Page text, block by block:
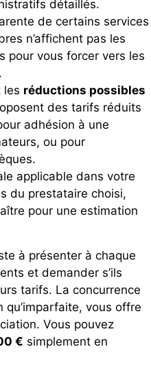
détaillés.
de certains services
n’affichent pas les
pour vous forcer vers les
les réductions possibles
des tarifs réduits
adhésion à une
ou pour
applicable dans votre
du prestataire choisi,
pour une estimation
à présenter à chaque
et demander s’ils
tarifs. La concurrence
vous offre
Vous pouvez
€ simplement en